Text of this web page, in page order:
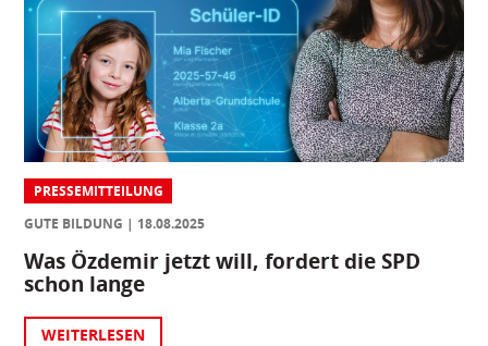
PRESSEMITTEILUNG
GUTE BILDUNG
18.08.2025
Was Özdemir jetzt will, fordert die SPD
schon lange
WEITERLESEN